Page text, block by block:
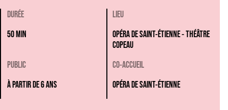
La compagnie québécoise Cas Public propose une
création sensible et ludique pour petit·es et grand·es, qui
invite à voir autrement, à écouter différemment et à
ressentir pleinement.
DURÉE
50 MIN
LIEU
OPÉRA DE SAINT-ÉTIENNE - THÉÂTRE
COPEAU
PUBLIC
À PARTIR DE 6 ANS
CO-ACCUEIL
OPÉRA DE SAINT-ÉTIENNE